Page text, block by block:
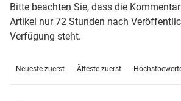
Bitte beachten Sie, dass die
Artikel nur 72 Stunden nach
Verfügung steht.
Neueste zuerst Älteste zuerst